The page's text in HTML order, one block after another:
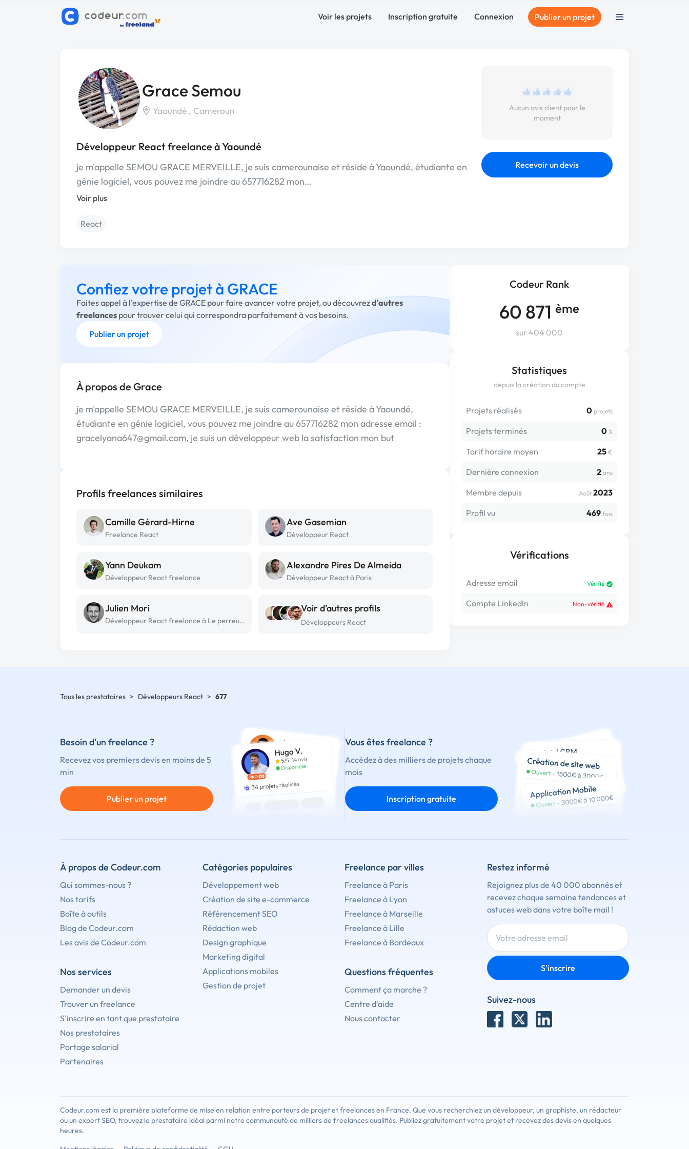
Voir les projets Inscription gratuite Connexion Publier un projet
Grace Semou
Yaoundé , Cameroun
Développeur React freelance à Yaoundé
je m'appelle SEMOU GRACE MERVEILLE, je suis camerounaise et réside à Yaoundé, étudiante en
génie logiciel, vous pouvez me joindre au 657716282 mon…
Voir plus
React
Aucun avis client pour le
moment
Recevoir un devis
Codeur Rank
60 871 ème
sur 404 000
Statistiques
depuis la création du compte
Projets réalisés 0 projets
Projets terminés 0 %
Tarif horaire moyen 25 €
Dernière connexion 2 ans
Membre depuis Août 2023
Profil vu
469 fois
Vérifications
Adresse email Vérifié
Compte LinkedIn Non-vérifié
Confiez votre projet à GRACE
Faites appel à l'expertise de GRACE pour faire avancer votre projet, ou découvrezd'autres
freelances pour trouver celui qui correspondra parfaitement à vos besoins.
Publier un projet
À propos de Grace
je m'appelle SEMOU GRACE MERVEILLE, je suis camerounaise et réside à Yaoundé,
étudiante en génie logiciel, vous pouvez me joindre au 657716282 mon adresse email :
gracelyana647@gmail.com, je suis un développeur web la satisfaction mon but
Profils freelances similaires
Camille Gérard-Hirne
Freelance React
Ave Gasemian
Développeur React
Yann Deukam
Développeur React freelance
Alexandre Pires De Almeida
Développeur React à Paris
Julien Mori
Développeur React freelance à Le perreux-sur-marne
Voir d’autres profils
Développeurs React
Tous les prestataires > Développeurs React > 677
Besoin d'un freelance ?
Recevez vos premiers devis en moins de 5
min
Publier un projet
Vous êtes freelance ?
Accédez à des milliers de projets chaque
mois
Inscription gratuite
À propos de Codeur.com
Qui sommes-nous ?
Nos tarifs
Boîte à outils
Blog de Codeur.com
Les avis de Codeur.com
Nos services
Demander un devis
Trouver un freelance
S'inscrire en tant que prestataire
Nos prestataires
Portage salarial
Partenaires
Catégories populaires
Développement web
Création de site e-commerce
Référencement SEO
Rédaction web
Design graphique
Marketing digital
Applications mobiles
Gestion de projet
Freelance par villes
Freelance à Paris
Freelance à Lyon
Freelance à Marseille
Freelance à Lille
Freelance à Bordeaux
Questions fréquentes
Comment ça marche ?
Centre d'aide
Nous contacter
Restez informé
Rejoignez plus de 40 000 abonnés et
recevez chaque semaine tendances et
astuces web dans votre boîte mail !
S'inscrire
Suivez-nous
Codeur.com est la première plateforme de mise en relation entre porteurs de projet et freelances en France. Que vous recherchiez un développeur, un graphiste, un rédacteur
ou un expert SEO, trouvez le prestataire idéal parmi notre communauté de milliers de freelances qualifiés. Publiez gratuitement votre projet et recevez des devis en quelques
heures.